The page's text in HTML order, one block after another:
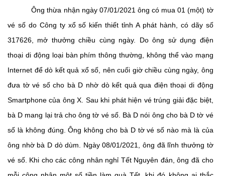
Ông thừa nhận ngày 07/01/2021 ông có mua 01 (một) tờ
vé số do Công ty xổ số kiến thiết tỉnh A phát hành, có dãy số
317626, mở thưởng chiều cùng ngày. Do ông sử dụng điện
thoại di động loại bàn phím thông thường, không thể vào mạng
Internet để dò kết quả xổ số, nên cuối giờ chiều cùng ngày, ông
đưa tờ vé số cho bà D nhờ dò kết quả qua điện thoại di động
Smartphone của ông X. Sau khi phát hiện vé trúng giải đặc biệt,
bà D mang lại trả cho ông tờ vé số. Bà D nói ông cho bà D tờ vé
số là không đúng. Ông không cho bà D tờ vé số nào mà là của
ông nhờ bà D dò dùm. Ngày 08/01/2021, ông đã lĩnh thưởng tờ
vé số. Khi cho các công nhân nghỉ Tết Nguyên đán, ông đã cho